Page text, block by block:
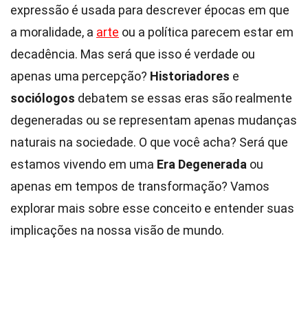
expressão é usada para descrever épocas em que
a moralidade, a arte ou a política parecem estar em
decadência. Mas será que isso é verdade ou
apenas uma percepção? Historiadores e
sociólogos debatem se essas eras são realmente
degeneradas ou se representam apenas mudanças
naturais na sociedade. O que você acha? Será que
estamos vivendo em uma Era Degenerada ou
apenas em tempos de transformação? Vamos
explorar mais sobre esse conceito e entender suas
implicações na nossa visão de mundo.